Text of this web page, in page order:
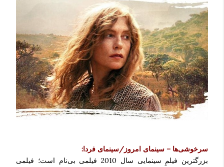
سرخوشی‌ها – سینمای امروز/سینمای فردا:
بزرگترین فیلمِ سینمایی سال 2010 فیلمی بی‌نام است؛ فیلمی